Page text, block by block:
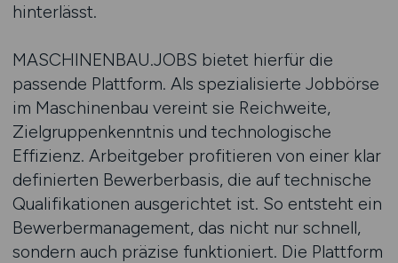
hinterlässt.
MASCHINENBAU.JOBS bietet hierfür die
passende Plattform. Als spezialisierte Jobbörse
im Maschinenbau vereint sie Reichweite,
Zielgruppenkenntnis und technologische
Effizienz. Arbeitgeber profitieren von einer klar
definierten Bewerberbasis, die auf technische
Qualifikationen ausgerichtet ist. So entsteht ein
Bewerbermanagement, das nicht nur schnell,
sondern auch präzise funktioniert. Die Plattform